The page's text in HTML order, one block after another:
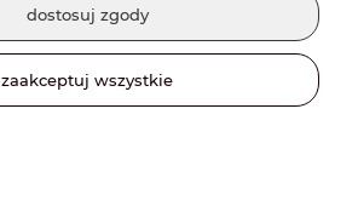
dostosuj zgody
zaakceptuj wszystkie